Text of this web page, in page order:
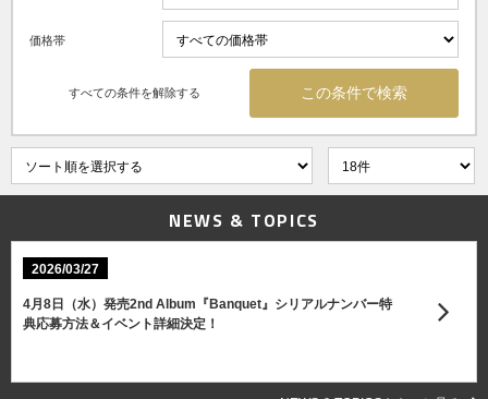
価格帯
すべての条件を解除する
NEWS & TOPICS
2026/03/27
4月8日（水）発売2nd Album『Banquet』シリアルナンバー特
典応募方法＆イベント詳細決定！